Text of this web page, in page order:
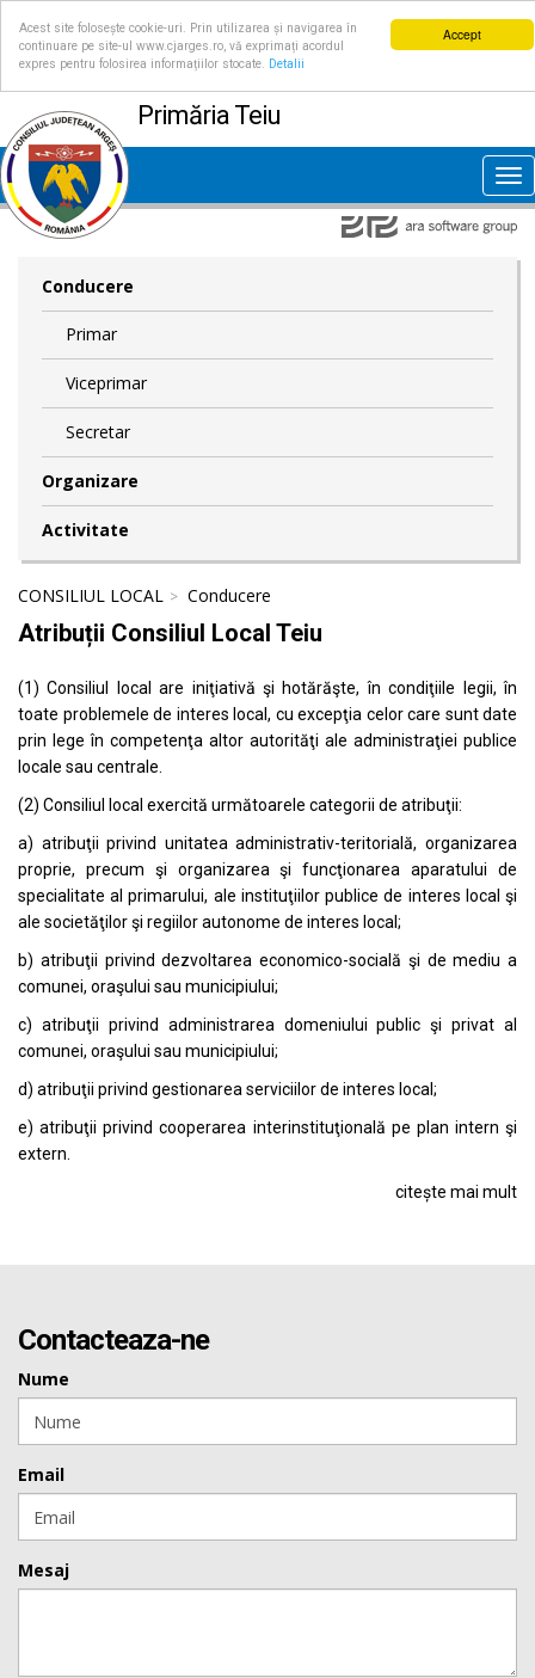
Accept
Acest site folosește cookie-uri. Prin utilizarea și navigarea în
continuare pe site-ul www.cjarges.ro, vă exprimați acordul
expres pentru folosirea informațiilor stocate.
Detalii
Primăria Teiu
Conducere
Primar
Viceprimar
Secretar
Organizare
Activitate
CONSILIUL LOCAL Conducere
Atribuții Consiliul Local Teiu
(1) Consiliul local are iniţiativă şi hotărăşte, în condiţiile legii, în
toate problemele de interes local, cu excepţia celor care sunt date
prin lege în competenţa altor autorităţi ale administraţiei publice
locale sau centrale.
(2) Consiliul local exercită următoarele categorii de atribuţii:
a) atribuţii privind unitatea administrativ-teritorială, organizarea
proprie, precum şi organizarea şi funcţionarea aparatului de
specialitate al primarului, ale instituţiilor publice de interes local şi
ale societăţilor şi regiilor autonome de interes local;
b) atribuţii privind dezvoltarea economico-socială şi de mediu a
comunei, oraşului sau municipiului;
c) atribuţii privind administrarea domeniului public şi privat al
comunei, oraşului sau municipiului;
d) atribuţii privind gestionarea serviciilor de interes local;
e) atribuţii privind cooperarea interinstituţională pe plan intern şi
extern.
citește mai mult
Contacteaza-ne
Nume
Email
Mesaj